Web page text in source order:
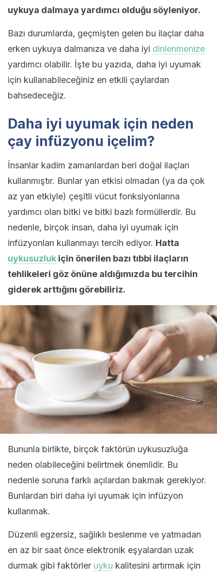
uykuya dalmaya yardımcı olduğu söyleniyor.
Bazı durumlarda, geçmişten gelen bu ilaçlar daha
erken uykuya dalmanıza ve daha iyi dinlenmenize
yardımcı olabilir. İşte bu yazıda, daha iyi uyumak
için kullanabileceğiniz en etkili çaylardan
bahsedeceğiz.
Daha iyi uyumak için neden
çay infüzyonu içelim?
İnsanlar kadim zamanlardan beri doğal ilaçları
kullanmıştır. Bunlar yan etkisi olmadan (ya da çok
az yan etkiyle) çeşitli vücut fonksiyonlarına
yardımcı olan bitki ve bitki bazlı formüllerdir. Bu
nedenle, birçok insan, daha iyi uyumak için
infüzyonları kullanmayı tercih ediyor. Hatta
uykusuzluk için önerilen bazı tıbbi ilaçların
tehlikeleri göz önüne aldığımızda bu tercihin
giderek arttığını görebiliriz.
Bununla birlikte, birçok faktörün uykusuzluğa
neden olabileceğini belirtmek önemlidir. Bu
nedenle soruna farklı açılardan bakmak gerekiyor.
Bunlardan biri daha iyi uyumak için infüzyon
kullanmak.
Düzenli egzersiz, sağlıklı beslenme ve yatmadan
en az bir saat önce elektronik eşyalardan uzak
durmak gibi faktörler uyku kalitesini artırmak için